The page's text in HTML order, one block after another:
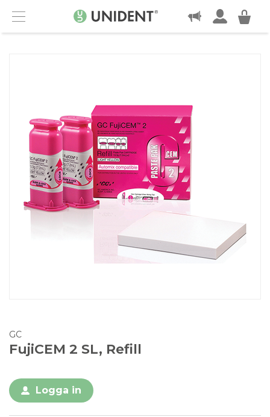
Menu
KONTAKT
GC
FujiCEM 2 SL, Refill
Logga in